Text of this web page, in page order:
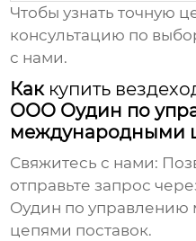
Чтобы узнать точную
консультацию по
с нами.
Как купить
ООО Оудин по
международными
Свяжитесь с нами:
отправьте запрос
Оудин по
цепями поставок.